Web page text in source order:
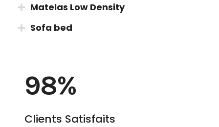
Matelas Low Density
Sofa bed
98%
Clients Satisfaits